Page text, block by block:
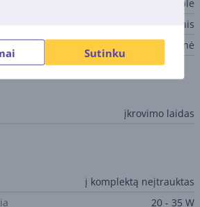
Sutinku
Apple
Aliuminis
Rožinė
įkrovimo laidas
į komplektą neįtrauktas
20 - 35 W